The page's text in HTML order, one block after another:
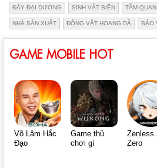
ĐÁY ĐẠI DƯƠNG SINH VẬT BIỂN TẦM
NHÀ SẢN XUẤT ĐỘNG VẬT HOANG DÃ BẢO
GAME MOBILE HOT
Võ Lâm Hắc
Đạo
Game thủ
chơi gì
Zenless
Zero